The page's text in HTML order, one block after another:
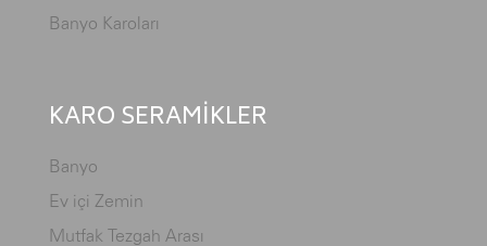
Banyo Karoları
KARO SERAMİKLER
Banyo
Ev içi Zemin
Mutfak Tezgah Arası